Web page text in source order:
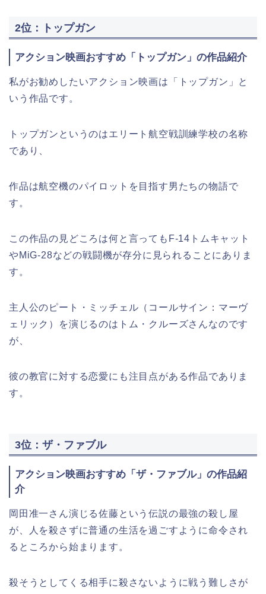
2位：トップガン
アクション映画おすすめ「トップガン」の作品紹介
私がお勧めしたいアクション映画は「トップガン」と
いう作品です。
トップガンというのはエリート航空戦訓練学校の名称
であり、
作品は航空機のパイロットを目指す男たちの物語で
す。
この作品の見どころは何と言ってもF-14トムキャット
やMiG-28などの戦闘機が存分に見られることにありま
す。
主人公のピート・ミッチェル（コールサイン：マーヴ
ェリック）を演じるのはトム・クルーズさんなのです
が、
彼の教官に対する恋愛にも注目点がある作品でありま
す。
3位：ザ・ファブル
アクション映画おすすめ「ザ・ファブル」の作品紹
介
岡田准一さん演じる佐藤という伝説の最強の殺し屋
が、人を殺さずに普通の生活を過ごすように命令され
るところから始まります。
殺そうとしてくる相手に殺さないように戦う難しさが